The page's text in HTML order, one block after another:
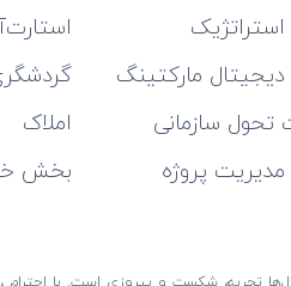
استراتژیک
دیجیتال مارکتینگ
تحول سازمانی
مدیریت پروژه
املاک
بخش